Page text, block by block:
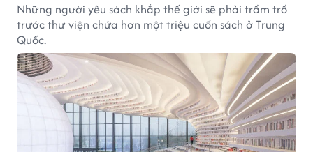
Những người yêu sách khắp thế giới sẽ phải trầm trồ
trước thư viện chứa hơn một triệu cuốn sách ở Trung
Quốc.